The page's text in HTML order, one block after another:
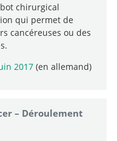
la neurochirurgie
chirurgical
qui permet de
cancéreuses ou des
2017(en allemand)
– Déroulement